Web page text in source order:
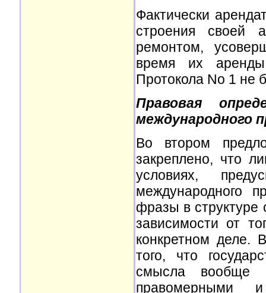
Фактически
строения своей
ремонтом,
время их
Протокола No 1 не
Правовая
международного
Во втором
закреплено, что
условиях,
международного
фразы в структуре
зависимости от
конкретном деле.
того, что
смысла вообще
правомерными